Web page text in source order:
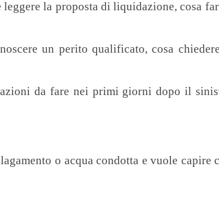
leggere la proposta di liquidazione, cosa
un perito qualificato, cosa
da fare nei primi giorni dopo il
o acqua condotta e vuole